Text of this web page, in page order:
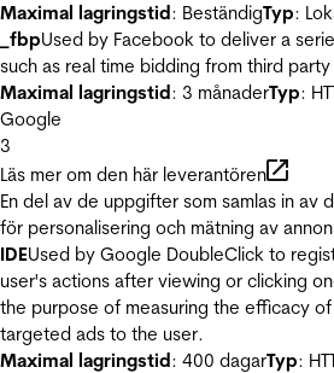
Maximal lagringstid: BeständigTyp:
_fbpUsed by Facebook to deliver a
such as real time bidding from third
Maximal lagringstid: 3 månaderTyp:
Google
3
Läs mer om den här leverantören
En del av de uppgifter som samlas in av
för personalisering och mätning av
IDEUsed by Google DoubleClick to
user's actions after viewing or clicking
the purpose of measuring the efficacy
targeted ads to the user.
Maximal lagringstid: 400 dagarTyp: